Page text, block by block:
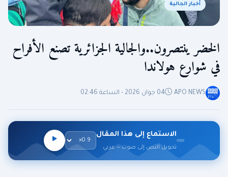
أخبار الجالية
الخضر ينتصرون..والجالية الجزائرية تصنع الأفراح
في شوارع هولاندا
APO NEWS 04 جوان 2026 - الساعة 02:46
الاستماع إلى هذا المقال
تحويل النص إلى صوت — عربي